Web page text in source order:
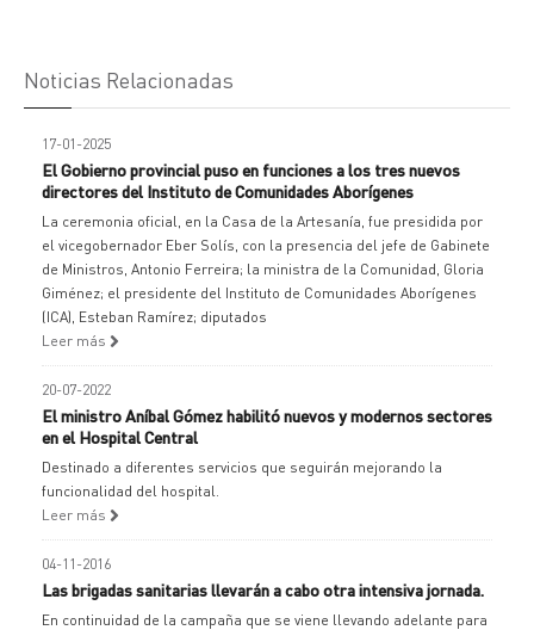
Noticias Relacionadas
17-01-2025
El Gobierno provincial puso en funciones a los tres nuevos
directores del Instituto de Comunidades Aborígenes
La ceremonia oficial, en la Casa de la Artesanía, fue presidida por
el vicegobernador Eber Solís, con la presencia del jefe de Gabinete
de Ministros, Antonio Ferreira; la ministra de la Comunidad, Gloria
Giménez; el presidente del Instituto de Comunidades Aborígenes
(ICA), Esteban Ramírez; diputados
Leer más
20-07-2022
El ministro Aníbal Gómez habilitó nuevos y modernos sectores
en el Hospital Central
Destinado a diferentes servicios que seguirán mejorando la
funcionalidad del hospital.
Leer más
04-11-2016
Las brigadas sanitarias llevarán a cabo otra intensiva jornada.
En continuidad de la campaña que se viene llevando adelante para